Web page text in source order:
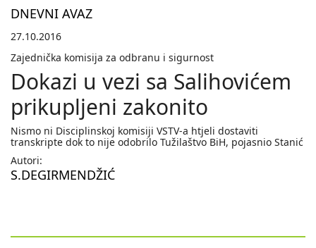
DNEVNI AVAZ
27.10.2016
Zajednička komisija za odbranu i sigurnost
Dokazi u vezi sa Salihovićem
prikupljeni zakonito
Nismo ni Disciplinskoj komisiji VSTV-a htjeli dostaviti
transkripte dok to nije odobrilo Tužilaštvo BiH, pojasnio Stanić
Autori:
S.DEGIRMENDŽIĆ